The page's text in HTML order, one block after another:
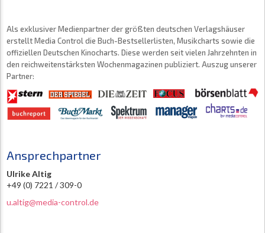
Als exklusiver Medienpartner der größten deutschen Verlagshäuser
erstellt Media Control die Buch-Bestsellerlisten, Musikcharts sowie die
offiziellen Deutschen Kinocharts. Diese werden seit vielen Jahrzehnten in
den reichweitenstärksten Wochenmagazinen publiziert. Auszug unserer
Partner:
Ansprechpartner
Ulrike Altig
+49 (0) 7221 / 309-0
u.altig@media-control.de